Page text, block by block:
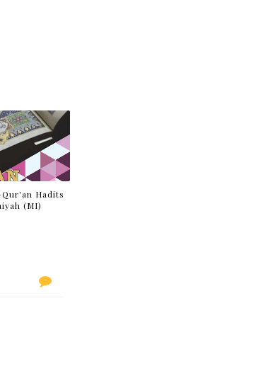
Hadits
(MI)